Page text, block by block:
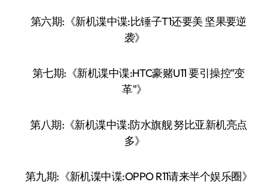
第六期:《新机谍中谍:比锤子T1还要美 坚果要逆
袭》
第七期:《新机谍中谍:HTC豪赌U11 要引操控"变
革"》
第八期:《新机谍中谍:防水旗舰 努比亚新机亮点
多》
第九期:《新机谍中谍:OPPO R11请来半个娱乐圈》